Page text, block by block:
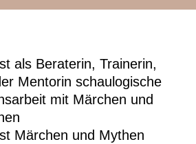
als Beraterin, Trainerin,
Mentorin schaulogische
mit Märchen und
Märchen und Mythen